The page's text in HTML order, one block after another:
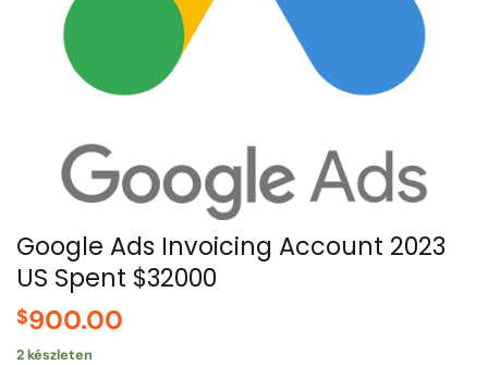
Google Ads Invoicing Account 2023
US Spent $32000
$900.00
2 készleten